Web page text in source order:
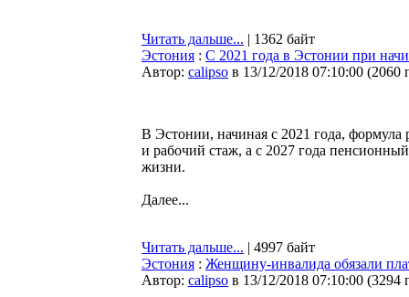
Читать дальше... | 1362 байт
Эстония : С 2021 года в Эстонии при
Автор: calipso в 13/12/2018 07:10:00 (2060
В Эстонии, начиная с 2021 года, формула
и рабочий стаж, а с 2027 года
жизни.
Далее...
Читать дальше... | 4997 байт
Эстония : Женщину-инвалида обязали
Автор: calipso в 13/12/2018 07:10:00 (3294